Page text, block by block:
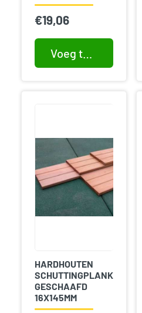
€19,06
Voeg toe aan winkelwagen
HARDHOUTEN
SCHUTTINGPLANK
GESCHAAFD
16X145MM